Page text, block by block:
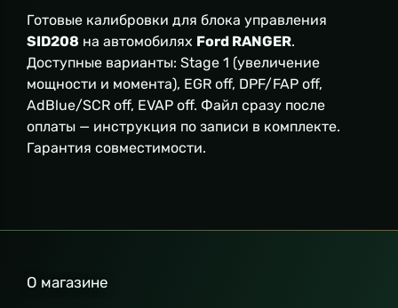
Готовые калибровки для блока управления
SID208 на автомобилях Ford RANGER.
Доступные варианты: Stage 1 (увеличение
мощности и момента), EGR off, DPF/FAP off,
AdBlue/SCR off, EVAP off. Файл сразу после
оплаты — инструкция по записи в комплекте.
Гарантия совместимости.
О магазине